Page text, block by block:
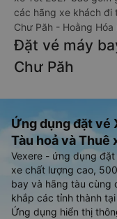
các hãng xe khách đi
Chư Păh - Hoằng
Đặt vé máy
Chư Păh
Ứng dụng đặt vé
Tàu hoả và Thuê
Vexere - ứng dụng
xe chất lượng cao,
bay và hãng tàu cùng
khắp các tỉnh thành
Ứng dụng hiển thị